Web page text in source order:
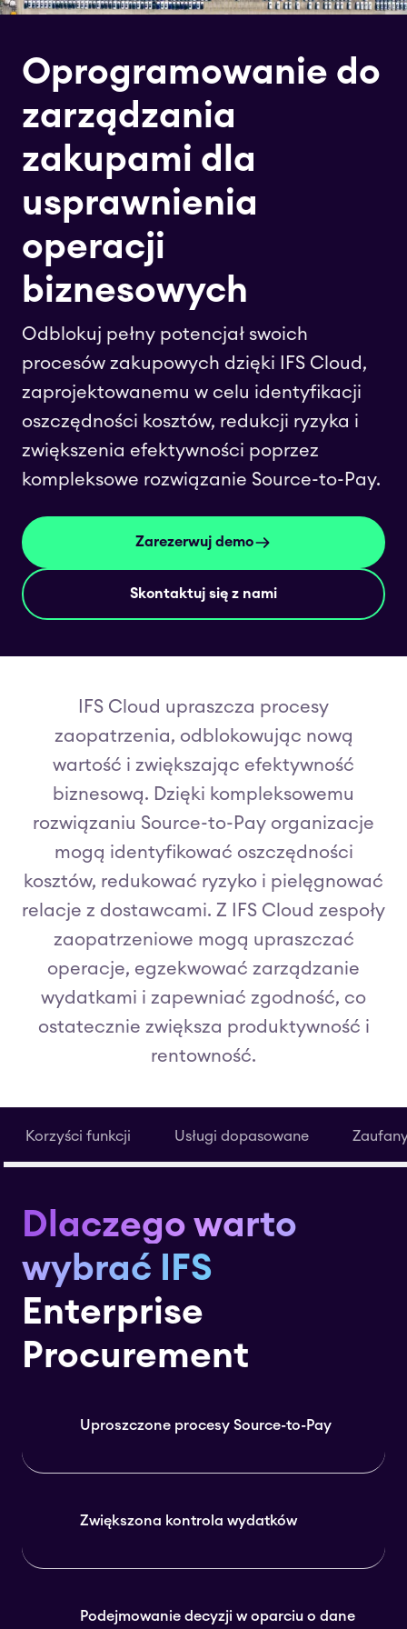
Oprogramowanie do
zarządzania
zakupami dla
usprawnienia
operacji
biznesowych
Odblokuj pełny potencjał swoich
procesów zakupowych dzięki IFS Cloud,
zaprojektowanemu w celu identyfikacji
oszczędności kosztów, redukcji ryzyka i
zwiększenia efektywności poprzez
kompleksowe rozwiązanie Source-to-Pay.
Zarezerwuj demo
Skontaktuj się z nami
IFS Cloud upraszcza procesy
zaopatrzenia, odblokowując nową
wartość i zwiększając efektywność
biznesową. Dzięki kompleksowemu
rozwiązaniu Source-to-Pay organizacje
mogą identyfikować oszczędności
kosztów, redukować ryzyko i pielęgnować
relacje z dostawcami. Z IFS Cloud zespoły
zaopatrzeniowe mogą upraszczać
operacje, egzekwować zarządzanie
wydatkami i zapewniać zgodność, co
ostatecznie zwiększa produktywność i
rentowność.
Korzyści funkcji Usługi dopasowane
Dlaczego warto
wybrać IFS
Enterprise
Procurement
Uproszczone procesy Source-to-Pay
Zwiększona kontrola wydatków
Podejmowanie decyzji w oparciu o dane